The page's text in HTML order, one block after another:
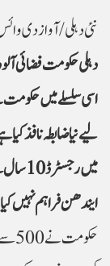
نئی دہلی/ آواز دی
دہلی حکومت فضائی
اسی سلسلے میں
ایندھن فراہم نہیں